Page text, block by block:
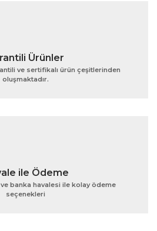
Gönder
Ürünler
ve sertifikalı ürün çeşitlerinden
oluşmaktadır.
ile Ödeme
banka havalesi ile kolay ödeme
seçenekleri